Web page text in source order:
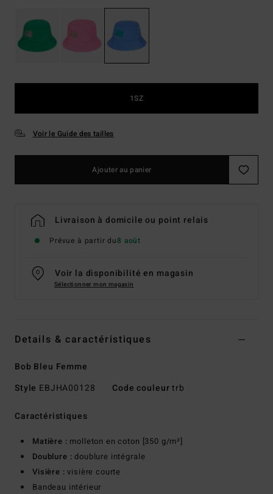
1SZ
Voir le Guide des tailles
Ajouter au panier
Livraison à domicile ou point relais
Prévue à partir du8 août
Voir la disponibilité en magasin
Sélectionner mon magasin
Details & caractéristiques
Bob Bleu Femme
Style EBJHA00128 Code couleurtrb
Caractéristiques
Matière : molleton en coton [350 g/m²]
Doublure :doublure intégrale
Visière :visière courte
Bandeau intérieur